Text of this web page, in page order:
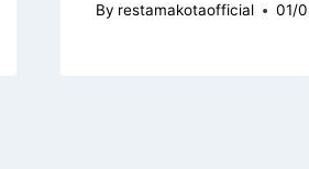
By restamakotaofficial 01/